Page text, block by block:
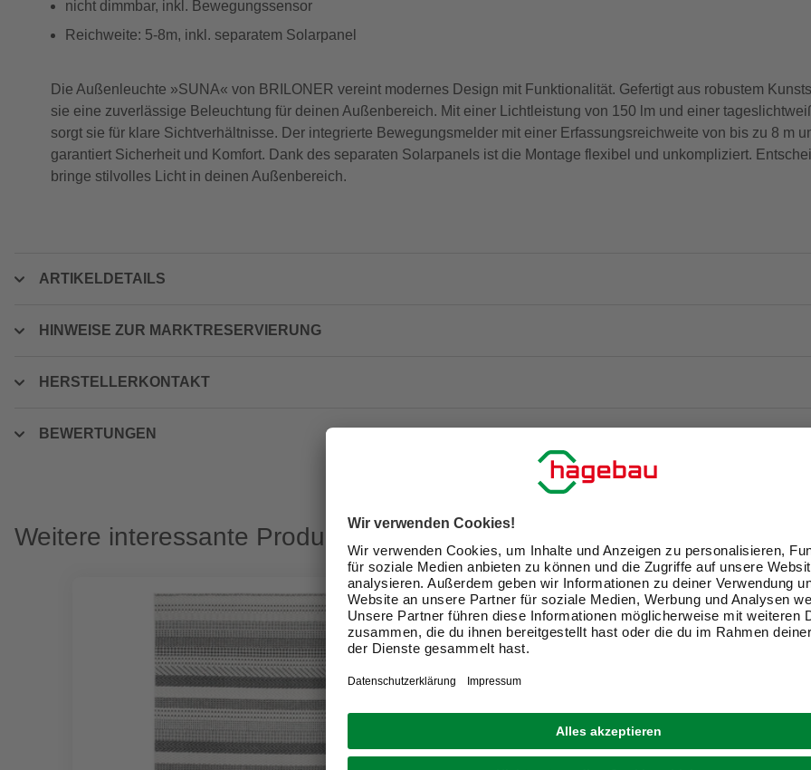
nicht dimmbar, inkl. Bewegungssensor
Reichweite: 5-8m, inkl. separatem Solarpanel
Die Außenleuchte »SUNA« von BRILONER vereint modernes Design mit Funktionalität. Gefertigt aus robustem
sie eine zuverlässige Beleuchtung für deinen Außenbereich. Mit einer Lichtleistung von 150 lm und einer
sorgt sie für klare Sichtverhältnisse. Der integrierte Bewegungsmelder mit einer Erfassungsreichweite von bis zu 8 m
garantiert Sicherheit und Komfort. Dank des separaten Solarpanels ist die Montage flexibel und unkompliziert.
bringe stilvolles Licht in deinen Außenbereich.
ARTIKELDETAILS
HINWEISE ZUR MARKTRESERVIERUNG
HERSTELLERKONTAKT
BEWERTUNGEN
Weitere interessante Produkte